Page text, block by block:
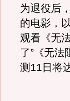
为退役后
的电影，
观看《无
了”《无法
测11日将